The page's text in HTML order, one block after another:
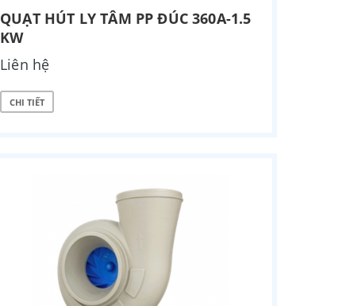
QUẠT HÚT LY TÂM PP ĐÚC 360A-1.5
KW
Liên hệ
CHI TIẾT